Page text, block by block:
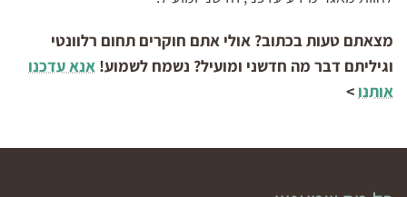
מצאתם טעות בכתוב? אולי אתם חוקרים תחום רלוונטי
וגיליתם דבר מה חדשני ומועיל? נשמח לשמוע! אנא עדכנו
אותנו >